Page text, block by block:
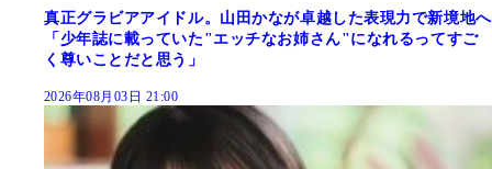
真正グラビアアイドル。山田かなが卓越した表現力で新境地へ
「少年誌に載っていた"エッチなお姉さん"になれるってすご
く尊いことだと思う」
2026年08月03日 21:00